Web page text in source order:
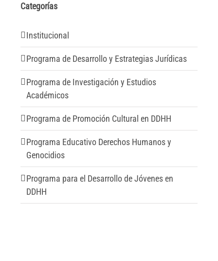
Categorías
Institucional
Programa de Desarrollo y Estrategias Jurídicas
Programa de Investigación y Estudios
Académicos
Programa de Promoción Cultural en DDHH
Programa Educativo Derechos Humanos y
Genocidios
Programa para el Desarrollo de Jóvenes en
DDHH